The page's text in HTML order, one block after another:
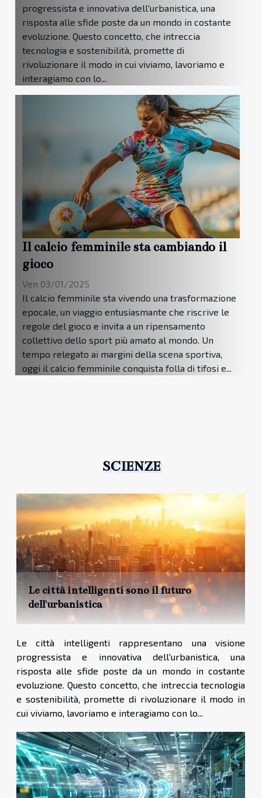
progressista e innovativa dell'urbanistica, una
risposta alle sfide poste da un mondo in costante
evoluzione. Questo concetto, che intreccia
tecnologia e sostenibilità, promette di
rivoluzionare il modo in cui viviamo, lavoriamo e
interagiamo con lo...
Il calcio femminile sta cambiando il
gioco
Ven 03/01/2025
Il calcio femminile sta vivendo una trasformazione
epocale, un viaggio entusiasmante che riscrive le
regole del gioco e invita a un ripensamento
collettivo dello sport più amato al mondo. Un
tempo relegato ai margini della scena sportiva,
oggi il calcio femminile conquista folla di tifosi e...
SCIENZE
Le città intelligenti sono il futuro
dell'urbanistica
Le città intelligenti rappresentano una visione
progressista e innovativa dell'urbanistica, una
risposta alle sfide poste da un mondo in costante
evoluzione. Questo concetto, che intreccia tecnologia
e sostenibilità, promette di rivoluzionare il modo in
cui viviamo, lavoriamo e interagiamo con lo...